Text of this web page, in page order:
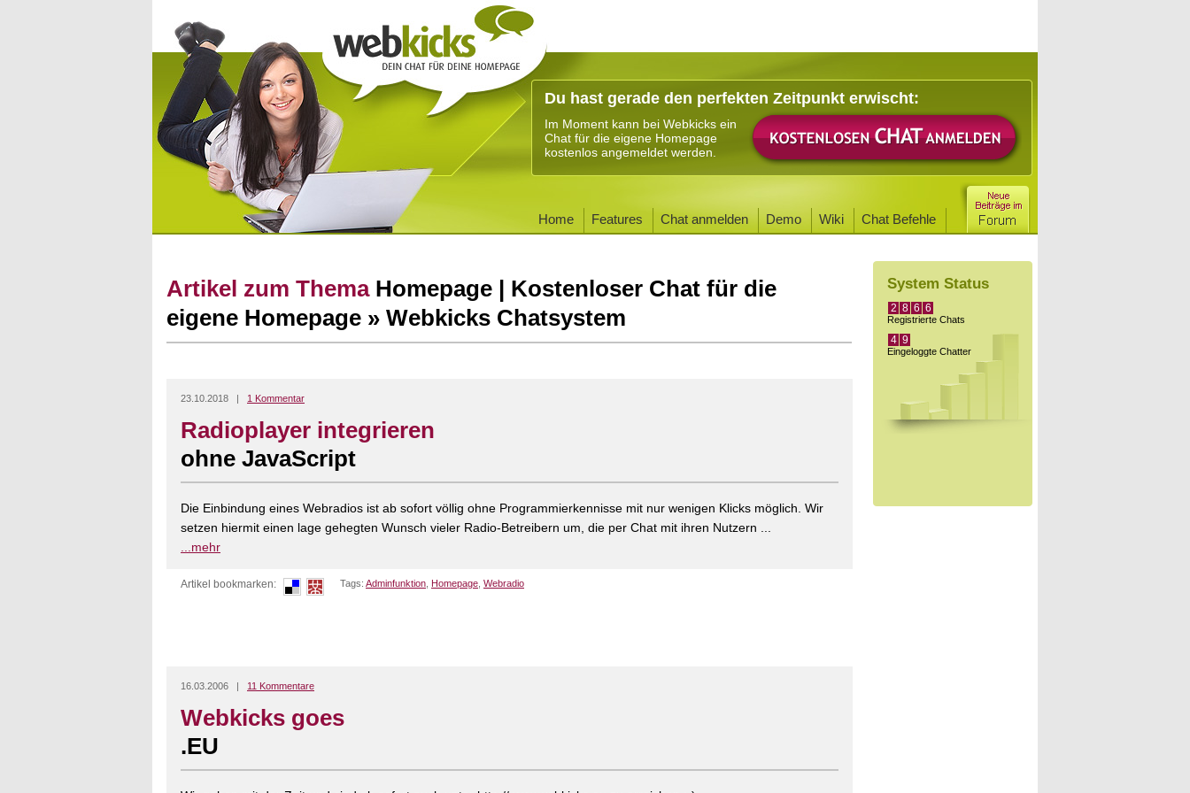
Du hast gerade den perfekten Zeitpunkt erwischt:
Im Moment kann bei Webkicks ein
Chat für die eigene Homepage
kostenlos angemeldet werden.
Home Features Chat anmelden Demo Wiki Chat Befehle
Artikel zum Thema Homepage | Kostenloser Chat für die
eigene Homepage » Webkicks Chatsystem
23.10.2018 | 1 Kommentar
Radioplayer integrieren
ohne JavaScript
Die Einbindung eines Webradios ist ab sofort völlig ohne Programmierkennisse mit nur wenigen Klicks möglich. Wir
setzen hiermit einen lage gehegten Wunsch vieler Radio-Betreibern um, die per Chat mit ihren Nutzern ...
...mehr
Artikel bookmarken: Tags: Adminfunktion Homepage Webradio
16.03.2006 | 11 Kommentare
Webkicks goes
.EU
System Status
2 8 6 6
Registrierte Chats
4 9
Eingeloggte Chatter